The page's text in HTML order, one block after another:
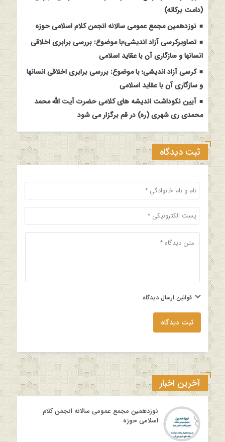
(دامت برکاته)
نوزدهمین مجمع عمومی سالانه انجمن کلام اسلامی حوزه
تصاویرکرسی آزاد اندیشی؛با موضوع: بررسی برابری اخلاقی
انسانها و سازگاری آن با عقاید اسلامی
کرسی آزاد اندیشی؛ با موضوع: بررسی برابری اخلاقی انسانها
و سازگاری آن با عقاید اسلامی
آیین نکوداشت اندیشه های کلامی حضرت آیت الله محمد
محمدی ری شهری (ره) در قم برگزار می شود
ثبت دیدگاه
قوانین ارسال دیدگاه
ثبت دیدگاه
آخرین اخبار
نوزدهمین مجمع عمومی سالانه انجمن کلام
اسلامی حوزه